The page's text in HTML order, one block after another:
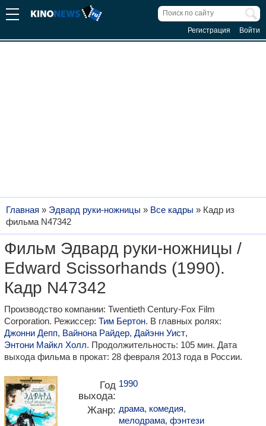
Регистрация Войти
Главная » Эдвард руки-ножницы » Все кадры » Кадр из
фильма N47342
Фильм Эдвард руки-ножницы /
Edward Scissorhands (1990).
Кадр N47342
Производство компании: Twentieth Century-Fox Film
Corporation. Режиссер: Тим Бертон. В главных ролях:
Джонни Депп, Вайнона Райдер, Дайэнн Уист,
Энтони Майкл Холл. Продолжительность: 105 мин. Дата
выхода фильма в прокат: 28 февраля 2013 года в России.
Год
выхода:
1990
Жанр: драма, комедия,
мелодрама, фэнтези